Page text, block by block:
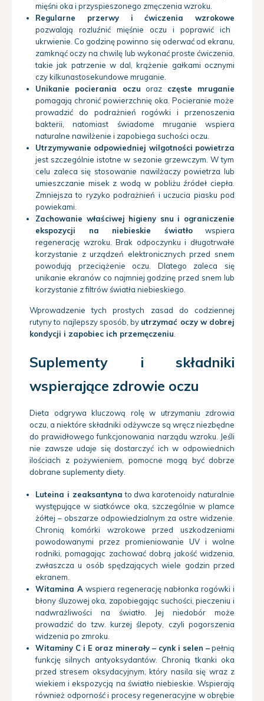
mięśni oka i przyspieszonego zmęczenia wzroku.
Regularne przerwy i ćwiczenia wzrokowe
pozwalają rozluźnić mięśnie oczu i poprawić ich
ukrwienie. Co godzinę powinno się oderwać od ekranu,
zamknąć oczy na chwilę lub wykonać proste ćwiczenia,
takie jak patrzenie w dal, krążenie gałkami ocznymi
czy kilkunastosekundowe mruganie.
Unikanie pocierania oczu oraz częste mruganie
pomagają chronić powierzchnię oka. Pocieranie może
prowadzić do podrażnień rogówki i przenoszenia
bakterii, natomiast świadome mruganie wspiera
naturalne nawilżenie i zapobiega suchości oczu.
Utrzymywanie odpowiedniej wilgotności powietrza
jest szczególnie istotne w sezonie grzewczym. W tym
celu zaleca się stosowanie nawilżaczy powietrza lub
umieszczanie misek z wodą w pobliżu źródeł ciepła.
Zmniejsza to ryzyko podrażnień i uczucia piasku pod
powiekami.
Zachowanie właściwej higieny snu i ograniczenie
ekspozycji na niebieskie światłowspiera
regenerację wzroku. Brak odpoczynku i długotrwałe
korzystanie z urządzeń elektronicznych przed snem
powodują przeciążenie oczu. Dlatego zaleca się
unikanie ekranów co najmniej godzinę przed snem lub
korzystanie z filtrów światła niebieskiego.
Wprowadzenie tych prostych zasad do codziennej
rutyny to najlepszy sposób, by utrzymać oczy w dobrej
kondycji i zapobiec ich przemęczeniu.
Suplementy i składniki
wspierające zdrowie oczu
Dieta odgrywa kluczową rolę w utrzymaniu zdrowia
oczu, a niektóre składniki odżywcze są wręcz niezbędne
do prawidłowego funkcjonowania narządu wzroku. Jeśli
nie zawsze udaje się dostarczyć ich w odpowiednich
ilościach z pożywieniem, pomocne mogą być dobrze
dobrane suplementy diety.
Luteina i zeaksantyna to dwa karotenoidy naturalnie
występujące w siatkówce oka, szczególnie w plamce
żółtej – obszarze odpowiedzialnym za ostre widzenie.
Chronią komórki wzrokowe przed uszkodzeniami
powodowanymi przez promieniowanie UV i wolne
rodniki, pomagając zachować dobrą jakość widzenia,
zwłaszcza u osób spędzających wiele godzin przed
ekranem.
Witamina A wspiera regenerację nabłonka rogówki i
błony śluzowej oka, zapobiegając suchości, pieczeniu i
nadwrażliwości na światło. Jej niedobór może
prowadzić do tzw. kurzej ślepoty, czyli pogorszenia
widzenia po zmroku.
Witaminy C i E oraz minerały – cynk i selen –pełnią
funkcję silnych antyoksydantów. Chronią tkanki oka
przed stresem oksydacyjnym, który nasila się wraz z
wiekiem i ekspozycją na światło niebieskie. Wspierają
również odporność i procesy regeneracyjne w obrębie